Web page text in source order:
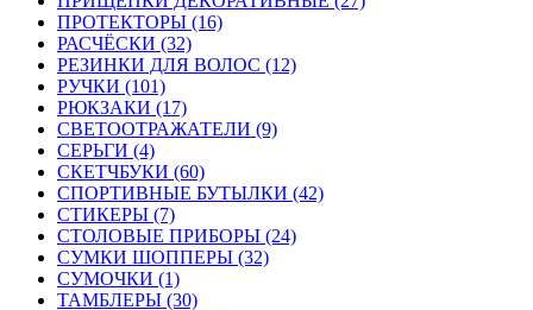
ПРОТЕКТОРЫ (16)
РАСЧЁСКИ (32)
РЕЗИНКИ ДЛЯ ВОЛОС (12)
РУЧКИ (101)
РЮКЗАКИ (17)
СВЕТООТРАЖАТЕЛИ (9)
СЕРЬГИ (4)
СКЕТЧБУКИ (60)
СПОРТИВНЫЕ БУТЫЛКИ (42)
СТИКЕРЫ (7)
СТОЛОВЫЕ ПРИБОРЫ (24)
СУМКИ ШОППЕРЫ (32)
СУМОЧКИ (1)
ТАМБЛЕРЫ (30)